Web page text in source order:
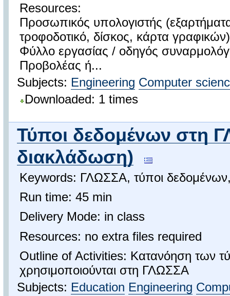
Resources:
Προσωπικός υπολογιστής
τροφοδοτικό, δίσκος, κάρτα
Φύλλο εργασίας / οδηγός
Προβολέας ή...
Subjects: Engineering Computer
Downloaded: 1 times
Τύποι δεδομένων στη
διακλάδωση)
Keywords: ΓΛΩΣΣΑ, τύποι δεδομένων,
Run time: 45 min
Delivery Mode: in class
Resources: no extra files required
Outline of Activities: Κατανόηση των
χρησιμοποιούνται στη ΓΛΩΣΣΑ
Subjects: Education Engineering